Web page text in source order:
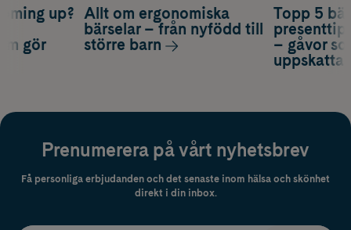
Topp 5
– gåvor
up?
gör
Allt om ergonomiska
bärselar – från nyfödd till
större barn
Prenumerera på vårt nyhetsbrev
Få personliga erbjudanden och det senaste inom hälsa och skönhet
direkt i din inbox.